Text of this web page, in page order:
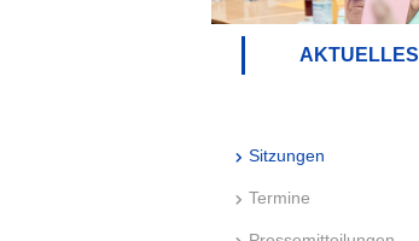
AKTUELLES
Sitzungen
Termine